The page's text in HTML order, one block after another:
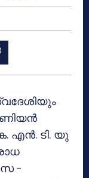
എൻ. ടി. യു
–